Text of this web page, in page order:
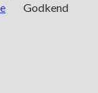
Godkend